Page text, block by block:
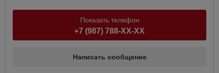
Показать телефон
+7 (987) 788-XX-XX
Написать сообщение